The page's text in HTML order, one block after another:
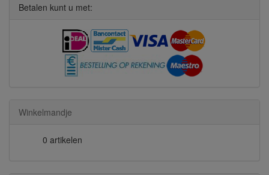
Betalen kunt u met:
Winkelmandje
0 artikelen